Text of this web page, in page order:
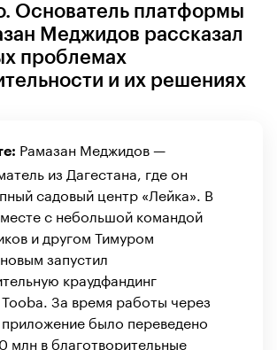
Основатель платформы
Меджидов рассказал
проблемах
и их решениях
Рамазан Меджидов —
из Дагестана, где он
садовый центр «Лейка». В
с небольшой командой
и другом Тимуром
запустил
краудфандинг
За время работы через
было переведено
в благотворительные